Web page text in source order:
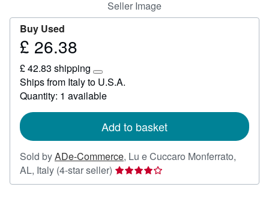
Seller Image
Buy Used
Price
26.38
£ 26.38
£ 42.83 shipping
Learn
more
about
rates
Ships from Italy to U.S.A.
Quantity: 1 available
Add to basket
Sold byADe-Commerce, Lu e Cuccaro Monferrato,
AL, Italy (4-star seller) Seller
rating